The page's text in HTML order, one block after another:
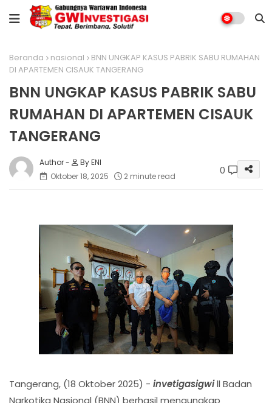
Beranda nasional
BNN UNGKAP KASUS PABRIK SABU RUMAHAN
DI APARTEMEN CISAUK TANGERANG
BNN UNGKAP KASUS PABRIK SABU
RUMAHAN DI APARTEMEN CISAUK
TANGERANG
By ENI
Oktober 18, 2025
2 minute read 0
Tangerang, (18 Oktober 2025) - invetigasigwill Badan
Narkotika Nasional (BNN) berhasil mengungkap